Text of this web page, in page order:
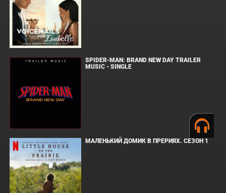
SPIDER-MAN: BRAND NEW DAY TRAILER
MUSIC - SINGLE
МАЛЕНЬКИЙ ДОМИК В ПРЕРИЯХ. СЕЗОН 1